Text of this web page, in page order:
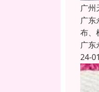
广州
广东
布、
广东
24-